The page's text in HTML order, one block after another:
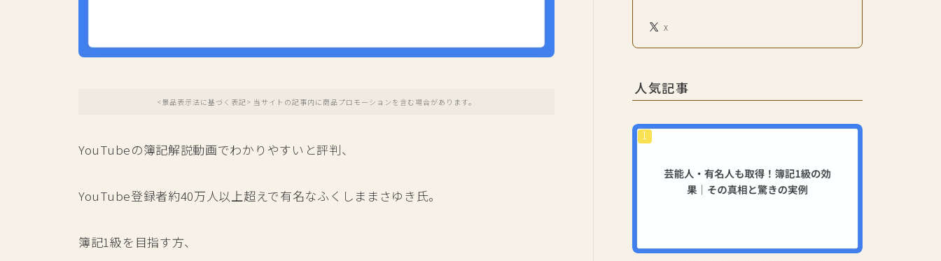
<景品表示法に基づく表記> 当サイトの記事内に商品プロモーションを含む場合があります。
YouTubeの簿記解説動画でわかりやすいと評判、
YouTube登録者約40万人以上超えで有名なふくしままさゆき氏。
簿記1級を目指す方、
X
人気記事